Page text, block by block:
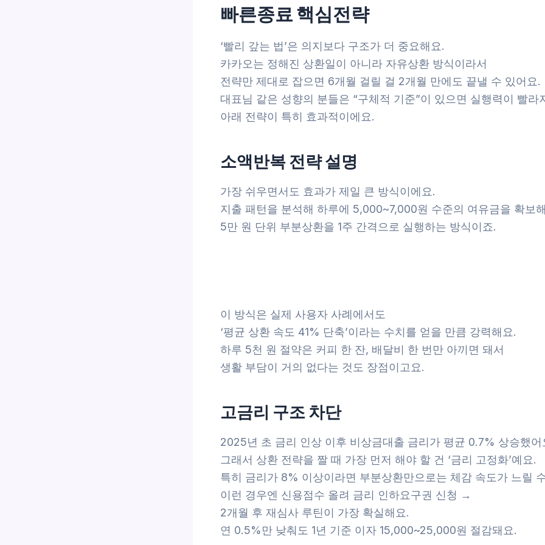
빠른종료 핵심전략
‘빨리 갚는 법’은 의지보다 구조가 더 중요해요.
카카오는 정해진 상환일이 아니라 자유상환 방식이라서
전략만 제대로 잡으면 6개월 걸릴 걸 2개월 만에도 끝낼 수 있어요.
대표님 같은 성향의 분들은 “구체적 기준”이 있으면 실행력이 빨라
아래 전략이 특히 효과적이에요.
소액반복 전략 설명
가장 쉬우면서도 효과가 제일 큰 방식이에요.
지출 패턴을 분석해 하루에 5,000~7,000원 수준의 여유금을 확보
5만 원 단위 부분상환을 1주 간격으로 실행하는 방식이죠.
이 방식은 실제 사용자 사례에서도
‘평균 상환 속도 41% 단축’이라는 수치를 얻을 만큼 강력해요.
하루 5천 원 절약은 커피 한 잔, 배달비 한 번만 아끼면 돼서
생활 부담이 거의 없다는 것도 장점이고요.
고금리 구조 차단
2025년 초 금리 인상 이후 비상금대출 금리가 평균 0.7% 상승했어
그래서 상환 전략을 짤 때 가장 먼저 해야 할 건 ‘금리 고정화’예요.
특히 금리가 8% 이상이라면 부분상환만으로는 체감 속도가 느릴
이런 경우엔 신용점수 올려 금리 인하요구권 신청 →
2개월 후 재심사 루틴이 가장 확실해요.
연 0.5%만 낮춰도 1년 기준 이자 15,000~25,000원 절감돼요.